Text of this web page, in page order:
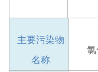
主要污染物
名称
氯